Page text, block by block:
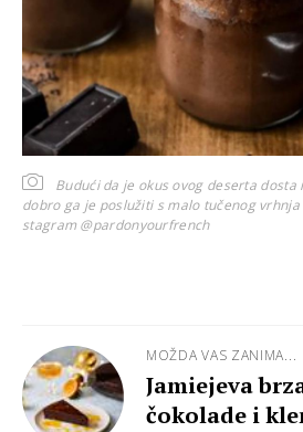
Budući da je okus ovog deserta
dobro ga je poslužiti s malo tučenog
stagram @pardonyourfrench
MOŽDA VAS ZANIMA...
Jamiejeva
čokolade i